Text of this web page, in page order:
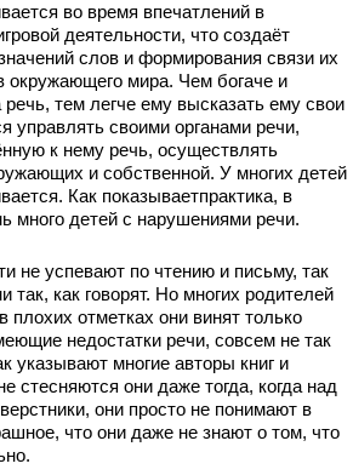
во время впечатлений в
деятельности, что создаёт
слов и формирования связи их
окружающего мира. Чем богаче и
тем легче ему высказать ему свои
управлять своими органами речи,
к нему речь, осуществлять
и собственной. У многих детей
Как показываетпрактика, в
много детей с нарушениями речи.
не успевают по чтению и письму, так
так, как говорят. Но многих родителей
плохих отметках они винят только
недостатки речи, совсем не так
указывают многие авторы книг и
стесняются они даже тогда, когда над
они просто не понимают в
что они даже не знают о том, что